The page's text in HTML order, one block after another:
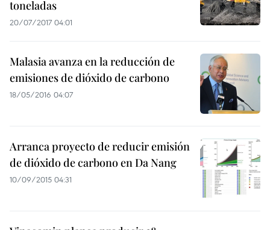
toneladas
20/07/2017 04:01
Malasia avanza en la reducción de
emisiones de dióxido de carbono
18/05/2016 04:07
Arranca proyecto de reducir emisión
de dióxido de carbono en Da Nang
10/09/2015 04:31